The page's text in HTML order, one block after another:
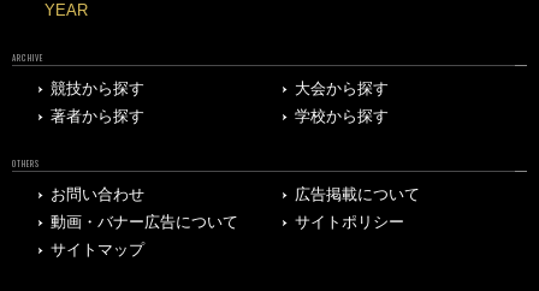
YEAR
ARCHIVE
競技から探す
大会から探す
著者から探す
学校から探す
OTHERS
お問い合わせ
広告掲載について
動画・バナー広告について
サイトポリシー
サイトマップ